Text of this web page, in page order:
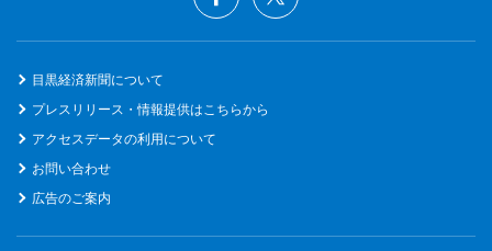
目黒経済新聞について
プレスリリース・情報提供はこちらから
アクセスデータの利用について
お問い合わせ
広告のご案内